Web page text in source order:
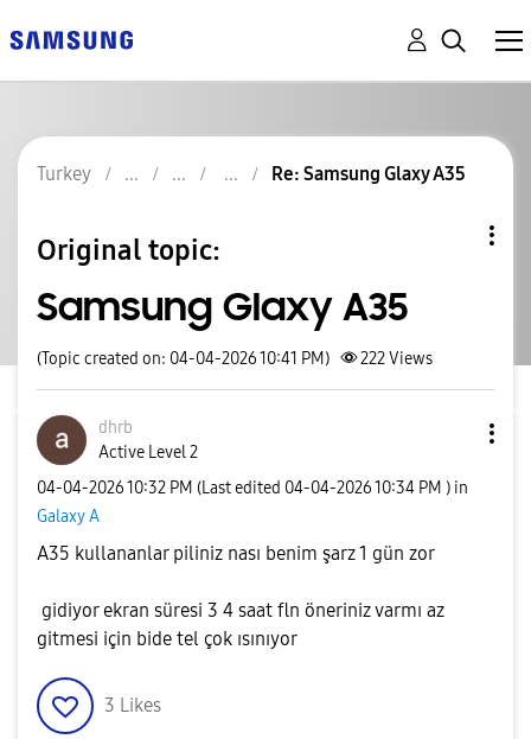
Turkey Re: Samsung Glaxy A35
Original topic:
Samsung Glaxy A35
(Topic created on: 04-04-2026 10:41 PM) 222Views
dhrb
Active Level 2
‎04-04-202610:32 PM (Last edited ‎04-04-202610:34 PM ) in
Galaxy A
A35 kullananlar piliniz nası benim şarz 1 gün zor
gidiyor ekran süresi 3 4 saat fln öneriniz varmı az
gitmesi için bide tel çok ısınıyor
3 Likes